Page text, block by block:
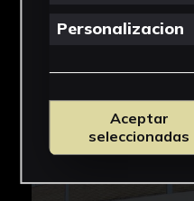
que por número de
estas
funcionamiento.
visible es el voladizo
en la fachada sur
la planta primera del
Personalizacion
Aceptar
seleccionadas